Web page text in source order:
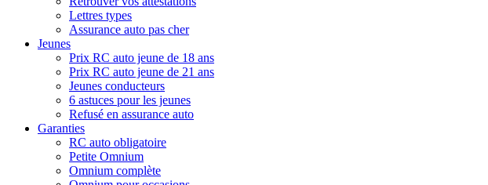
Lettres types
Assurance auto pas cher
Jeunes
Prix RC auto jeune de 18 ans
Prix RC auto jeune de 21 ans
Jeunes conducteurs
6 astuces pour les jeunes
Refusé en assurance auto
Garanties
RC auto obligatoire
Petite Omnium
Omnium complète